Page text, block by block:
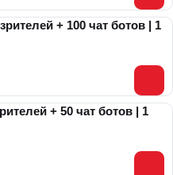
+ 100 чат ботов | 1
+ 50 чат ботов | 1